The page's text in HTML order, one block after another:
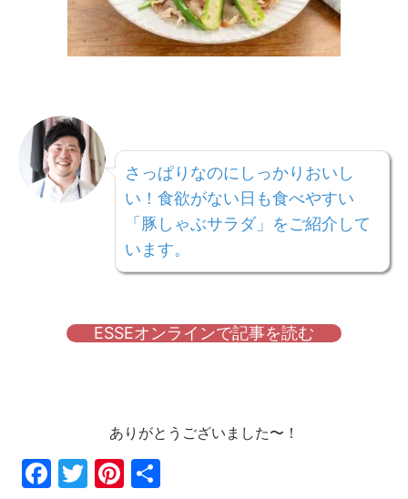
さっぱりなのにしっかりおいし
い！食欲がない日も食べやすい
「豚しゃぶサラダ」をご紹介して
います。
ESSEオンラインで記事を読む
ありがとうございました〜！
Fac
Twi
Pin